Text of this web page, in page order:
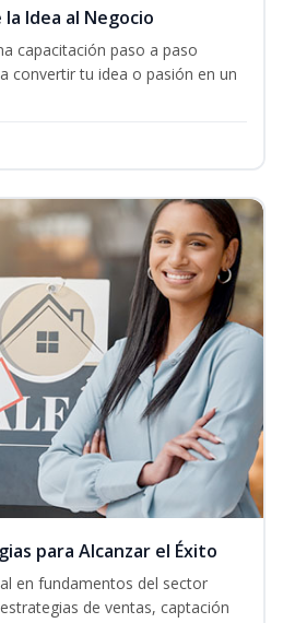
Idea al Negocio
capacitación paso a paso
convertir tu idea o pasión en un
para Alcanzar el Éxito
en fundamentos del sector
de ventas, captación